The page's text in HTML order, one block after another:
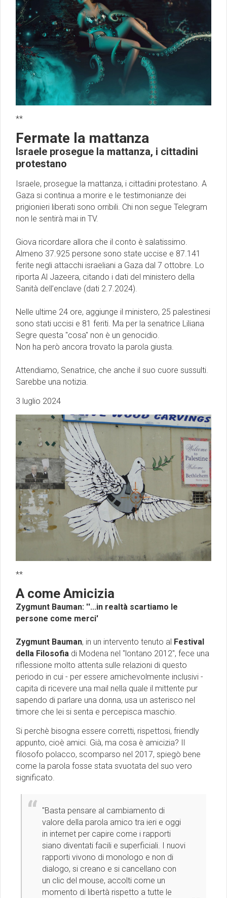
**
Fermate la mattanza
Israele prosegue la mattanza, i cittadini
protestano
Israele, prosegue la mattanza, i cittadini protestano. A
Gaza si continua a morire e le testimonianze dei
prigionieri liberati sono orribili. Chi non segue Telegram
non le sentirà mai in TV.
Giova ricordare allora che il conto è salatissimo.
Almeno 37.925 persone sono state uccise e 87.141
ferite negli attacchi israeliani a Gaza dal 7 ottobre. Lo
riporta Al Jazeera, citando i dati del ministero della
Sanità dell’enclave (dati 2.7.2024).
Nelle ultime 24 ore, aggiunge il ministero, 25 palestinesi
sono stati uccisi e 81 feriti. Ma per la senatrice Liliana
Segre questa "cosa" non è un genocidio.
Non ha però ancora trovato la parola giusta.
Attendiamo, Senatrice, che anche il suo cuore sussulti.
Sarebbe una notizia.
3 luglio 2024
**
A come Amicizia
Zygmunt Bauman: ''...in realtà scartiamo le
persone come merci'
Zygmunt Bauman, in un intervento tenuto al Festival
della Filosofia di Modena nel ''lontano 2012", fece una
riflessione molto attenta sulle relazioni di questo
periodo in cui - per essere amichevolmente inclusivi -
capita di ricevere una mail nella quale il mittente pur
sapendo di parlare una donna, usa un asterisco nel
timore che lei si senta e percepisca maschio.
Si perchè bisogna essere corretti, rispettosi, friendly
appunto, cioè amici. Già, ma cosa è amicizia? Il
filosofo polacco, scomparso nel 2017, spiegò bene
come la parola fosse stata svuotata del suo vero
significato.
''Basta pensare al cambiamento di
valore della parola amico tra ieri e oggi
in internet per capire come i rapporti
siano diventati facili e superficiali. I nuovi
rapporti vivono di monologo e non di
dialogo, si creano e si cancellano con
un clic del mouse, accolti come un
momento di libertà rispetto a tutte le